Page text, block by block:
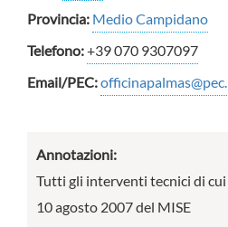
Provincia: Medio Campidano
Telefono:+39 070 9307097
Email/PEC:
Annotazioni:
Tutti gli interventi tecnici di cui
10 agosto 2007 del MISE